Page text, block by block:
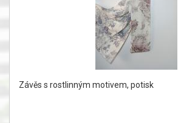
Závěs s rostlinným motivem, potisk